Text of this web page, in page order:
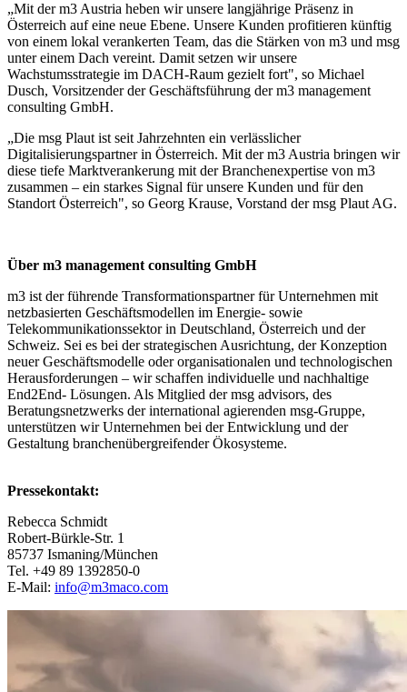
„Mit der m3 Austria heben wir unsere langjährige Präsenz in
Österreich auf eine neue Ebene. Unsere Kunden profitieren künftig
von einem lokal verankerten Team, das die Stärken von m3 und msg
unter einem Dach vereint. Damit setzen wir unsere
Wachstumsstrategie im DACH-Raum gezielt fort", so Michael
Dusch, Vorsitzender der Geschäftsführung der m3 management
consulting GmbH.
„Die msg Plaut ist seit Jahrzehnten ein verlässlicher
Digitalisierungspartner in Österreich. Mit der m3 Austria bringen wir
diese tiefe Marktverankerung mit der Branchenexpertise von m3
zusammen – ein starkes Signal für unsere Kunden und für den
Standort Österreich", so Georg Krause, Vorstand der msg Plaut AG.
Über m3 management consulting GmbH
m3 ist der führende Transformationspartner für Unternehmen mit
netzbasierten Geschäftsmodellen im Energie-​ sowie
Telekommunikationssektor in Deutschland, Österreich und der
Schweiz. Sei es bei der strategischen Ausrichtung, der Konzeption
neuer Geschäftsmodelle oder organisationalen und technologischen
Herausforderungen – wir schaffen individuelle und nachhaltige
End2End- Lösungen. Als Mitglied der msg advisors, des
Beratungsnetzwerks der international agierenden msg-​Gruppe,
unterstützen wir Unternehmen bei der Entwicklung und der
Gestaltung branchenübergreifender Ökosysteme.
Pressekontakt:
Rebecca Schmidt
Robert-​Bürkle-Str. 1
85737 Ismaning/München
Tel. +49 89 1392850-0
E-Mail: info@m3maco.com